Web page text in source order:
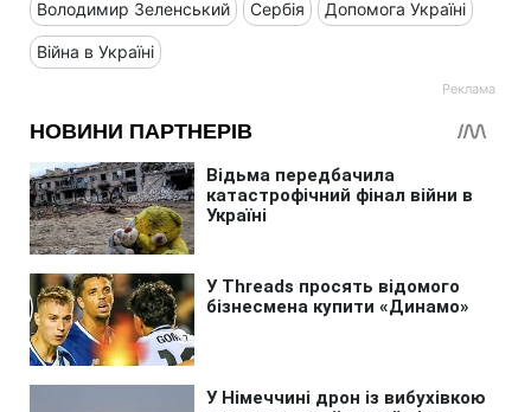
Володимир Зеленський Сербія Допомога Україні
Війна в Україні